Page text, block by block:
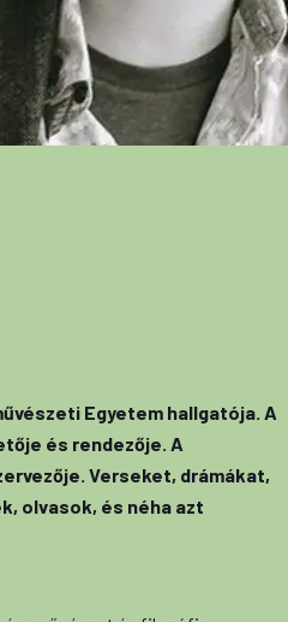
Egyetem hallgatója. A
és rendezője. A
Verseket, drámákat,
olvasok, és néha azt